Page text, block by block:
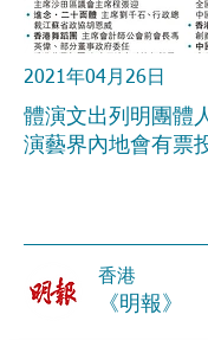
2021年04月26日
體演文出列明團體
演藝界內地會有票
香港
《明報》